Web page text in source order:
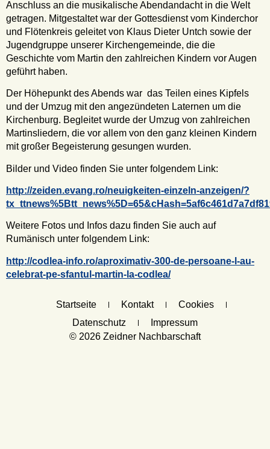
Anschluss an die musikalische Abendandacht in die Welt
getragen. Mitgestaltet war der Gottesdienst vom Kinderchor
und Flötenkreis geleitet von Klaus Dieter Untch sowie der
Jugendgruppe unserer Kirchengemeinde, die die
Geschichte vom Martin den zahlreichen Kindern vor Augen
geführt haben.
Der Höhepunkt des Abends war das Teilen eines Kipfels
und der Umzug mit den angezündeten Laternen um die
Kirchenburg. Begleitet wurde der Umzug von zahlreichen
Martinsliedern, die vor allem von den ganz kleinen Kindern
mit großer Begeisterung gesungen wurden.
Bilder und Video finden Sie unter folgendem Link:
http://zeiden.evang.ro/neuigkeiten-einzeln-anzeigen/?
Weitere Fotos und Infos dazu finden Sie auch auf
Rumänisch unter folgendem Link:
http://codlea-info.ro/aproximativ-300-de-persoane-l-au-
celebrat-pe-sfantul-martin-la-codlea/
Startseite Kontakt
Cookies
Datenschutz
Impressum
© 2026 Zeidner Nachbarschaft